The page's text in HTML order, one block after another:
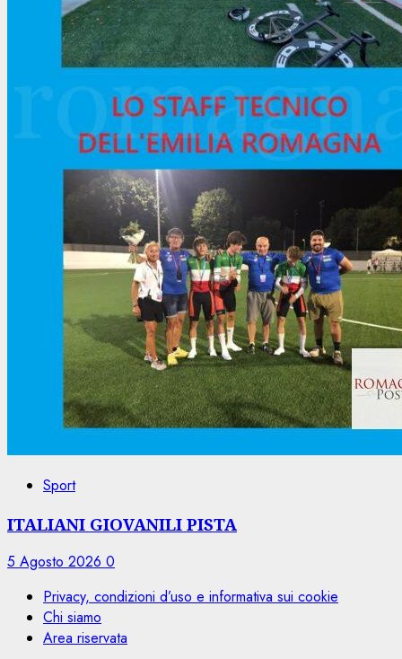
Sport
ITALIANI GIOVANILI PISTA
5 Agosto 2026 0
Privacy, condizioni d’uso e informativa sui cookie
Chi siamo
Area riservata